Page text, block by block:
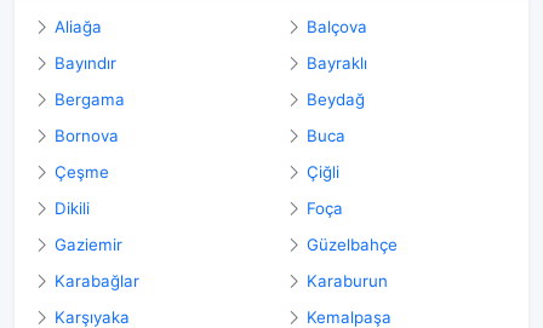
Aliağa
Balçova
Bayındır
Bayraklı
Bergama
Beydağ
Bornova
Buca
Çeşme
Çiğli
Dikili
Foça
Gaziemir
Güzelbahçe
Karabağlar
Karaburun
Karşıyaka
Kemalpaşa